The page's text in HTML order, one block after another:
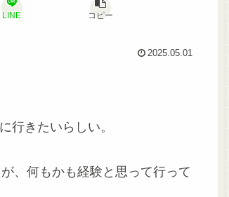
LINE コピー
2025.05.01
行きたいらしい。
、何もかも経験と思って行って